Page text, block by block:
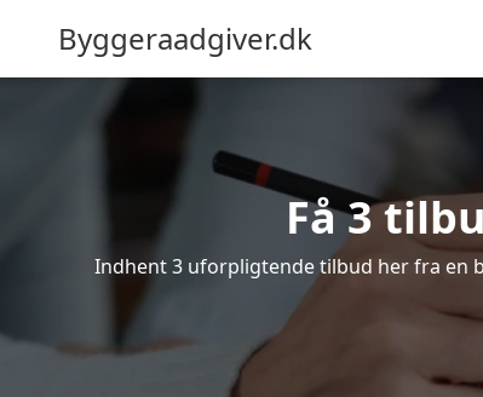
Byggeraadgiver.dk
Få 3
Indhent 3 uforpligtende tilbud her fra en